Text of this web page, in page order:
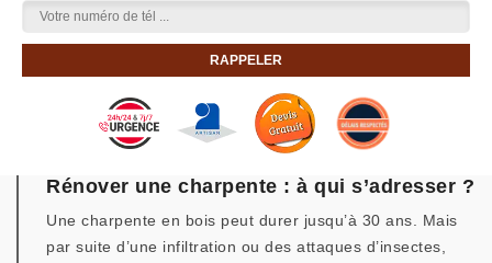
Rénover une charpente : à qui s’adresser ?
Une charpente en bois peut durer jusqu’à 30 ans. Mais
par suite d’une infiltration ou des attaques d’insectes,